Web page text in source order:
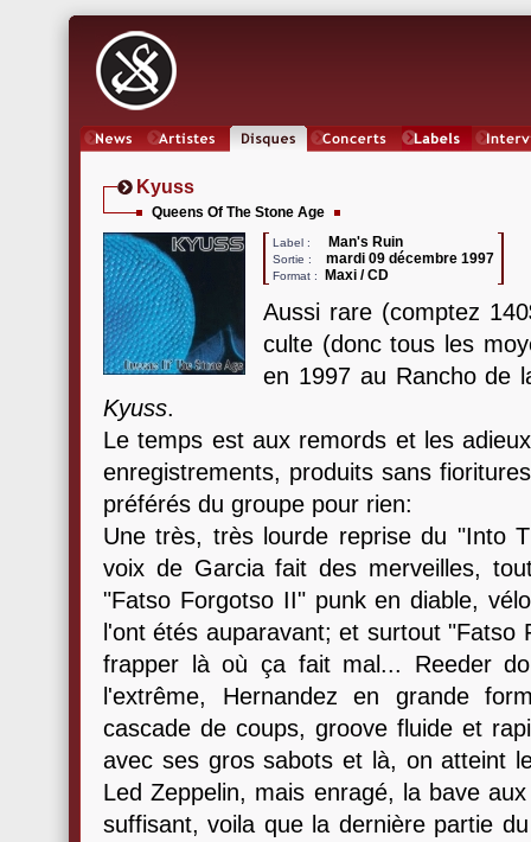
Kyuss
Queens Of The Stone Age
Label : Man's Ruin
Sortie : mardi 09 décembre 1997
Format : Maxi / CD
Aussi rare (comptez
culte (donc tous les
en 1997 au Rancho de
Kyuss.
Le temps est aux remords et les
enregistrements, produits sans
préférés du groupe pour rien:
Une très, très lourde reprise du "Into
voix de Garcia fait des merveilles,
"Fatso Forgotso II" punk en diable,
l'ont étés auparavant; et surtout
frapper là où ça fait mal... Reeder
l'extrême, Hernandez en grande
cascade de coups, groove fluide et
avec ses gros sabots et là, on atteint
Led Zeppelin, mais enragé, la bave
suffisant, voila que la dernière partie